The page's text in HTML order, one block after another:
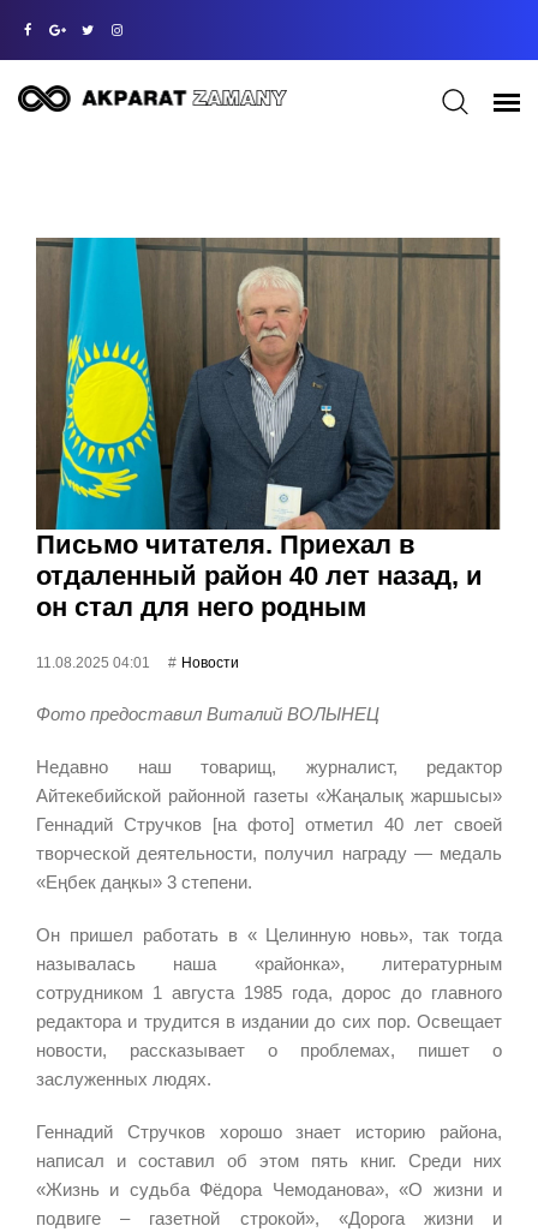
Письмо читателя. Приехал в
отдаленный район 40 лет назад, и
он стал для него родным
11.08.2025 04:01 Новости
Фото предоставил Виталий ВОЛЫНЕЦ
Недавно наш товарищ, журналист, редактор
Айтекебийской районной газеты «Жаңалық жаршысы»
Геннадий Стручков [на фото] отметил 40 лет своей
творческой деятельности, получил награду — медаль
«Еңбек даңкы» 3 степени.
Он пришел работать в « Целинную новь», так тогда
называлась наша «районка», литературным
сотрудником 1 августа 1985 года, дорос до главного
редактора и трудится в издании до сих пор. Освещает
новости, рассказывает о проблемах, пишет о
заслуженных людях.
Геннадий Стручков хорошо знает историю района,
написал и составил об этом пять книг. Среди них
«Жизнь и судьба Фёдора Чемоданова», «О жизни и
подвиге – газетной строкой», «Дорога жизни и